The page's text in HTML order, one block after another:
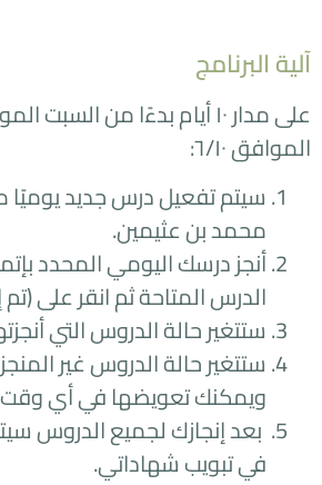
آلية البرنامج
الموافق ٦/۱۰:
سيتم تفعيل درس جديد يوميًا
محمد بن عثيمين.
أنجز درسك اليومي المحدد
الدرس المتاحة ثم انقر على (تم
ستتغير حالة الدروس التي
ستتغير حالة الدروس غير
ويمكنك تعويضها في أي وقت
بعد إنجازك لجميع الدروس
في تبويب شهاداتي.